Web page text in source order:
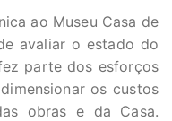
ao Museu Casa de
avaliar o estado do
parte dos esforços
os custos
obras e da Casa.